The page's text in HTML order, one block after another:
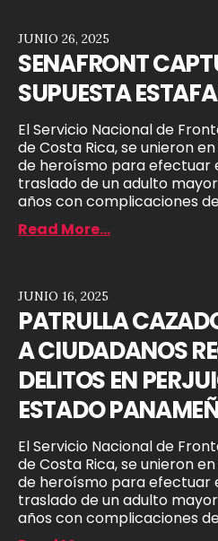
SENAFRONT
SUPUESTA
El Servicio Nacional de
de Costa Rica, se unieron
de heroísmo para efectuar
traslado de un adulto
años con complicaciones
JUNIO 26, 2025
Read More...
PATRULLA
A CIUDADANOS
DELITOS EN
ESTADO
El Servicio Nacional de
de Costa Rica, se unieron
de heroísmo para efectuar
traslado de un adulto
años con complicaciones
JUNIO 16, 2025